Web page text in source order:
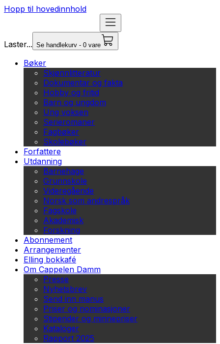
Hopp til hovedinnhold
Laster... Se handlekurv - 0 vare
Bøker
Skjønnlitteratur
Dokumentar og fakta
Hobby og fritid
Barn og ungdom
Ung voksen
Serieromaner
Fagbøker
Skolebøker
Forfattere
Utdanning
Barnehage
Grunnskole
Videregående
Norsk som andrespråk
Fagskole
Akademisk
Forskning
Abonnement
Arrangementer
Elling bokkafé
Om Cappelen Damm
Presse
Nyhetsbrev
Send inn manus
Priser og nominasjoner
Stipender og minnepriser
Kataloger
Rapport 2025